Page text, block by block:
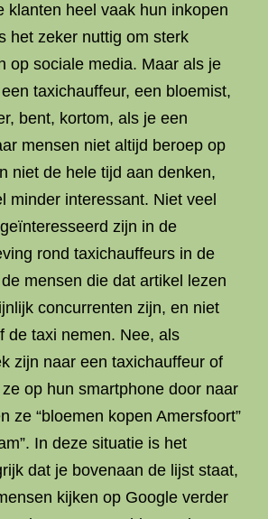
klanten heel vaak hun inkopen
het zeker nuttig om sterk
op sociale media. Maar als je
taxichauffeur, een bloemist,
bent, kortom, als je een
mensen niet altijd beroep op
niet de hele tijd aan denken,
minder interessant. Niet veel
zijn in de
rond taxichauffeurs in de
mensen die dat artikel lezen
concurrenten zijn, en niet
de taxi nemen. Nee, als
zijn naar een taxichauffeur of
op hun smartphone door naar
ze “bloemen kopen Amersfoort”
In deze situatie is het
dat je bovenaan de lijst staat,
kijken op Google verder